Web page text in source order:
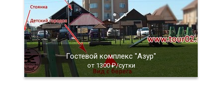
Гостевой комплекс "Азур"
от 1300 ₽/сутки